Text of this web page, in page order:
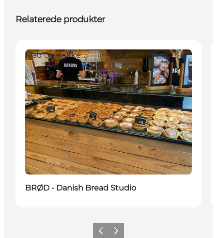
Relaterede produkter
Mad og drikke
BRØD - Danish Bread Studio
ForrigeNæste